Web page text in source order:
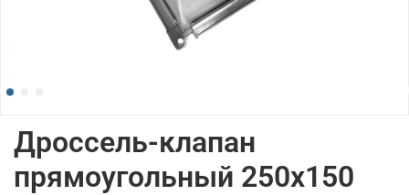
Дроссель-клапан
прямоугольный 250x150